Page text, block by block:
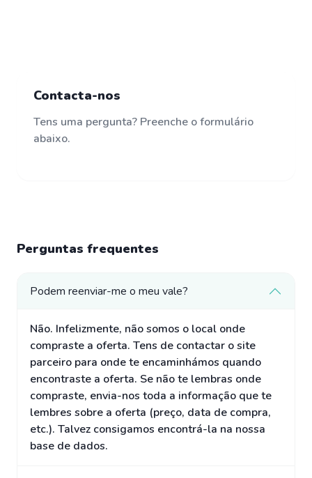
Contacta-nos
Tens uma pergunta? Preenche o formulário
abaixo.
Perguntas frequentes
Podem reenviar-me o meu vale?
Não. Infelizmente, não somos o local onde
compraste a oferta. Tens de contactar o site
parceiro para onde te encaminhámos quando
encontraste a oferta. Se não te lembras onde
compraste, envia-nos toda a informação que te
lembres sobre a oferta (preço, data de compra,
etc.). Talvez consigamos encontrá-la na nossa
base de dados.